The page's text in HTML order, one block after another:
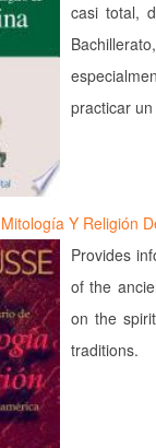
casi total,
practicar
Y Religión
Provides
of the
on the
traditions.